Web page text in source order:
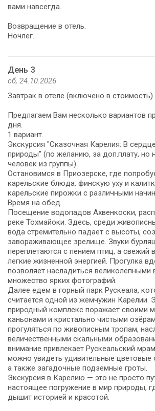
вами навсегда.
Возвращение в отель.
Ночлег.
День 3
сб, 24.10.2026
Завтрак в отеле (включено в стоимость).
Предлагаем Вам несколько вариантов
дня.
1 вариант.
Экскурсия "Сказочная Карелия: В
природы" (по желанию, за доп.плату, но
человек из группы).
Остановимся в Приозерске, где
карельские блюда: финскую уху и
карельские пирожки с различными
Время на обед.
Посещение водопадов Ахвенкоски,
реке Тохмайоки. Здесь, среди
вода стремительно падает с высоты,
завораживающее зрелище. Звуки
переплетаются с пением птиц, а свежий
легкие жизненной энергией. Прогулка
позволяет насладиться великолепными
множество ярких фотографий.
Далее едем в горный парк Рускеала,
считается одной из жемчужин Карелии.
природный комплекс поражает своими
каньонами и кристально чистыми
прогуляться по живописным тропам,
величественными скальными
внимание привлекает Рускеальский
можно увидеть удивительные цветовые
а также загадочные подземные гроты.
Экскурсия в Карелию — это не просто
настоящее погружение в мир природы,
дышит историей и красотой.